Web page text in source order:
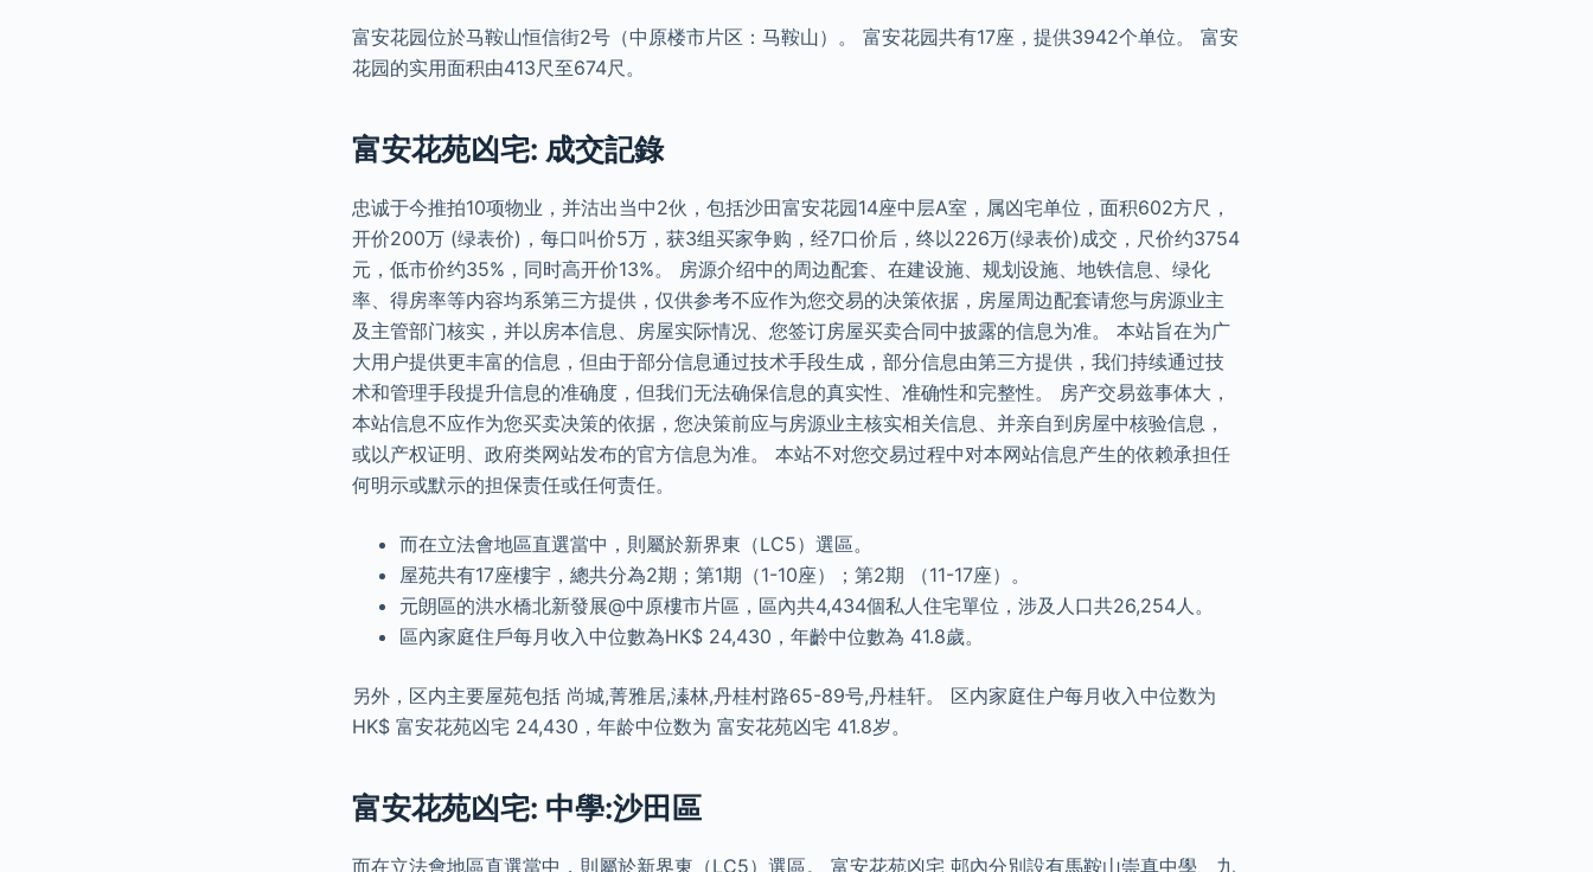
富安花园位於马鞍山恒信街2号（中原楼市片区：马鞍山）。 富安花园共有17座，提供3942个单位。 富安
花园的实用面积由413尺至674尺。
富安花苑凶宅: 成交記錄
忠诚于今推拍10项物业，并沽出当中2伙，包括沙田富安花园14座中层A室，属凶宅单位，面积602方尺，
开价200万 (绿表价)，每口叫价5万，获3组买家争购，经7口价后，终以226万(绿表价)成交，尺价约3754
元，低市价约35%，同时高开价13%。 房源介绍中的周边配套、在建设施、规划设施、地铁信息、绿化
率、得房率等内容均系第三方提供，仅供参考不应作为您交易的决策依据，房屋周边配套请您与房源业主
及主管部门核实，并以房本信息、房屋实际情况、您签订房屋买卖合同中披露的信息为准。 本站旨在为广
大用户提供更丰富的信息，但由于部分信息通过技术手段生成，部分信息由第三方提供，我们持续通过技
术和管理手段提升信息的准确度，但我们无法确保信息的真实性、准确性和完整性。 房产交易兹事体大，
本站信息不应作为您买卖决策的依据，您决策前应与房源业主核实相关信息、并亲自到房屋中核验信息，
或以产权证明、政府类网站发布的官方信息为准。 本站不对您交易过程中对本网站信息产生的依赖承担任
何明示或默示的担保责任或任何责任。
而在立法會地區直選當中，則屬於新界東（LC5）選區。
屋苑共有17座樓宇，總共分為2期；第1期（1-10座）；第2期 （11-17座）。
元朗區的洪水橋北新發展@中原樓市片區，區內共4,434個私人住宅單位，涉及人口共26,254人。
區內家庭住戶每月收入中位數為HK$ 24,430，年齡中位數為 41.8歲。
另外，区内主要屋苑包括 尚城,菁雅居,溱林,丹桂村路65-89号,丹桂轩。 区内家庭住户每月收入中位数为
HK$ 富安花苑凶宅 24,430，年龄中位数为 富安花苑凶宅 41.8岁。
富安花苑凶宅: 中學:沙田區
而在立法會地區直選當中，則屬於新界東（LC5）選區。 富安花苑凶宅 邨內分別設有馬鞍山崇真中學、九